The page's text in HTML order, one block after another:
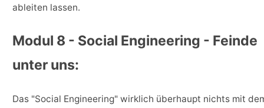
ableiten lassen.
Modul 8 - Social Engineering - Feinde
unter uns:
Das "Social Engineering" wirklich überhaupt nichts mit